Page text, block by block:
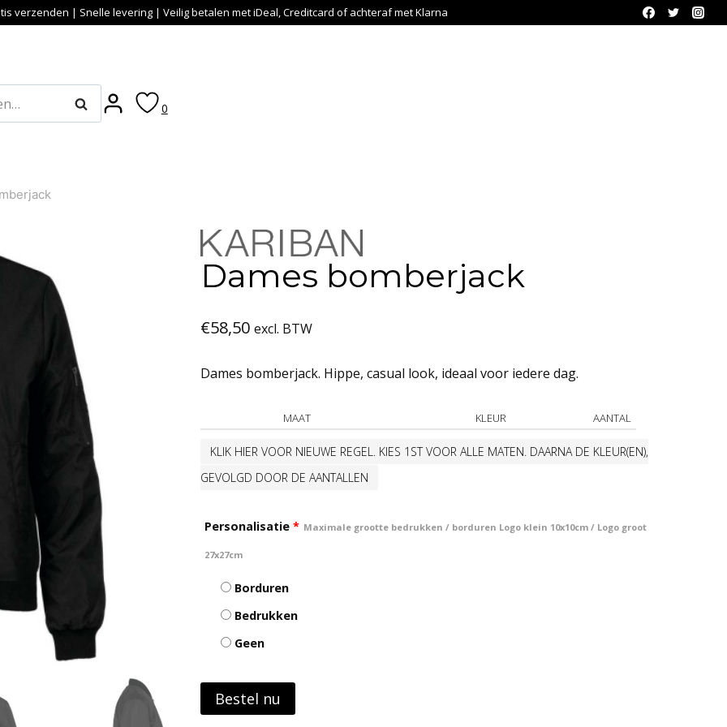
verzenden | Snelle levering | Veilig betalen met iDeal, Creditcard of achteraf met Klarna
Zoeken 0
Dames bomberjack
€58,50 excl. BTW
Dames bomberjack. Hippe, casual look, ideaal voor iedere dag.
MAAT KLEUR AANTAL
KLIK HIER VOOR NIEUWE REGEL. KIES 1ST VOOR ALLE MATEN. DAARNA DE KLEUR(EN),
GEVOLGD DOOR DE AANTALLEN
Personalisatie * Maximale grootte bedrukken / borduren Logo klein 10x10cm / Logo groot
27x27cm
Borduren
Bedrukken
Geen
Bestel nu